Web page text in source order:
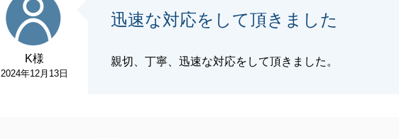
K様
2024年12月13日
迅速な対応をして頂きました
親切、丁寧、迅速な対応をして頂きました。